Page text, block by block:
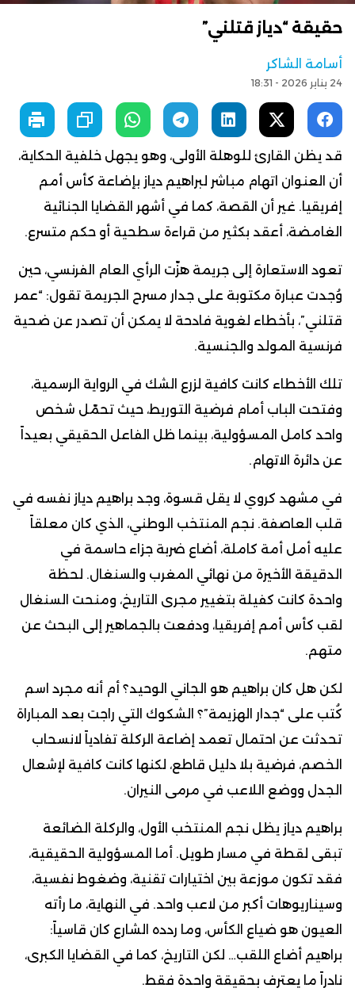
حقيقة “دياز قتلني”
أسامة الشاكر
24 يناير 2026 - 18:31
قد يظن القارئ للوهلة الأولى، وهو يجهل خلفية الحكاية،
أن العنوان اتهام مباشر لبراهيم دياز بإضاعة كأس أمم
إفريقيا. غير أن القصة، كما في أشهر القضايا الجنائية
الغامضة، أعقد بكثير من قراءة سطحية أو حكم متسرع.
تعود الاستعارة إلى جريمة هزّت الرأي العام الفرنسي، حين
وُجدت عبارة مكتوبة على جدار مسرح الجريمة تقول: “عمر
قتلني”، بأخطاء لغوية فادحة لا يمكن أن تصدر عن ضحية
فرنسية المولد والجنسية.
تلك الأخطاء كانت كافية لزرع الشك في الرواية الرسمية،
وفتحت الباب أمام فرضية التوريط، حيث تحمّل شخص
واحد كامل المسؤولية، بينما ظل الفاعل الحقيقي بعيداً
عن دائرة الاتهام.
في مشهد كروي لا يقل قسوة، وجد براهيم دياز نفسه في
قلب العاصفة. نجم المنتخب الوطني، الذي كان معلقاً
عليه أمل أمة كاملة، أضاع ضربة جزاء حاسمة في
الدقيقة الأخيرة من نهائي المغرب والسنغال. لحظة
واحدة كانت كفيلة بتغيير مجرى التاريخ، ومنحت السنغال
لقب كأس أمم إفريقيا، ودفعت بالجماهير إلى البحث عن
متهم.
لكن هل كان براهيم هو الجاني الوحيد؟ أم أنه مجرد اسم
كُتب على “جدار الهزيمة”؟ الشكوك التي راجت بعد المباراة
تحدثت عن احتمال تعمد إضاعة الركلة تفادياً لانسحاب
الخصم، فرضية بلا دليل قاطع، لكنها كانت كافية لإشعال
الجدل ووضع اللاعب في مرمى النيران.
براهيم دياز يظل نجم المنتخب الأول، والركلة الضائعة
تبقى لقطة في مسار طويل. أما المسؤولية الحقيقية،
فقد تكون موزعة بين اختيارات تقنية، وضغوط نفسية،
وسيناريوهات أكبر من لاعب واحد. في النهاية، ما رأته
العيون هو ضياع الكأس، وما ردده الشارع كان قاسياً:
براهيم أضاع اللقب… لكن التاريخ، كما في القضايا الكبرى،
نادراً ما يعترف بحقيقة واحدة فقط.